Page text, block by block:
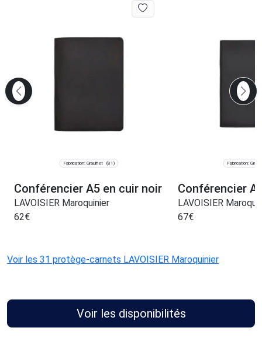
Fabrication: Graulhet (81)
Conférencier A5 en cuir noir
LAVOISIER Maroquinier
62€
Fabrication:
Conférencier
LAVOISIER
67€
Voir les 31 protège-carnets LAVOISIER Maroquinier
Voir les disponibilités